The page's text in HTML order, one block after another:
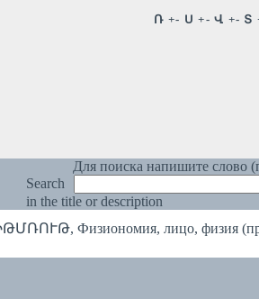
Для поиска напишите слово
Search
in the title or description
Физиономия, лицо, физия